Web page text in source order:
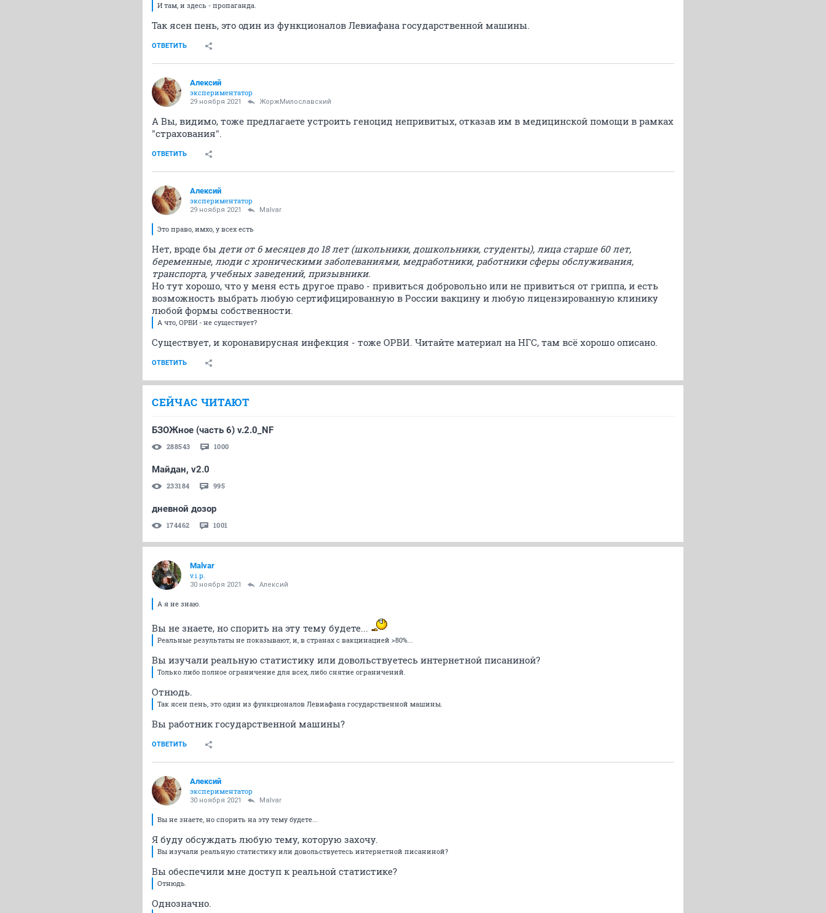
И там, и здесь - пропаганда.
Так ясен пень, это один из функционалов Левиафана государственной машины.
ОТВЕТИТЬ
Алексий
экспериментатор
29 ноября 2021 ЖоржМилославский
А Вы, видимо, тоже предлагаете устроить геноцид непривитых, отказав им в медицинской помощи в рамках
"страхования".
ОТВЕТИТЬ
Алексий
экспериментатор
29 ноября 2021 Malvar
Это право, имхо, у всех есть
Нет, вроде бы дети от 6 месяцев до 18 лет (школьники, дошкольники, студенты), лица старше 60 лет,
беременные, люди с хроническими заболеваниями, медработники, работники сферы обслуживания,
транспорта, учебных заведений, призывники.
Но тут хорошо, что у меня есть другое право - привиться добровольно или не привиться от гриппа, и есть
возможность выбрать любую сертифицированную в России вакцину и любую лицензированную клинику
любой формы собственности.
А что, ОРВИ - не существует?
Существует, и коронавирусная инфекция - тоже ОРВИ. Читайте материал на НГС, там всё хорошо описано.
ОТВЕТИТЬ
СЕЙЧАС ЧИТАЮТ
БЗОЖное (часть 6) v.2.0_NF
288543 1000
Майдан, v2.0
233184 995
дневной дозор
174462 1001
Malvar
v.i.p.
30 ноября 2021 Алексий
А я не знаю.
Вы не знаете, но спорить на эту тему будете...
Реальные результаты не показывают, и, в странах с вакцинацией >80%...
Вы изучали реальную статистику или довольствуетесь интернетной писаниной?
Только либо полное ограничение для всех, либо снятие ограничений.
Отнюдь.
Так ясен пень, это один из функционалов Левиафана государственной машины.
Вы работник государственной машины?
ОТВЕТИТЬ
Алексий
экспериментатор
30 ноября 2021 Malvar
Вы не знаете, но спорить на эту тему будете...
Я буду обсуждать любую тему, которую захочу.
Вы изучали реальную статистику или довольствуетесь интернетной писаниной?
Вы обеспечили мне доступ к реальной статистике?
Отнюдь.
Однозначно.